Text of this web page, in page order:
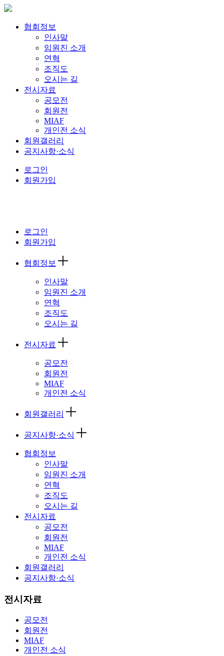
협회정보
인사말
임원진 소개
연혁
조직도
오시는 길
전시자료
공모전
회원전
MIAF
개인전 소식
회원갤러리
공지사항·소식
로그인
회원가입
로그인
회원가입
협회정보
인사말
임원진 소개
연혁
조직도
오시는 길
전시자료
공모전
회원전
MIAF
개인전 소식
회원갤러리
공지사항·소식
협회정보
인사말
임원진 소개
연혁
조직도
오시는 길
전시자료
공모전
회원전
MIAF
개인전 소식
회원갤러리
공지사항·소식
전시자료
공모전
회원전
MIAF
개인전 소식